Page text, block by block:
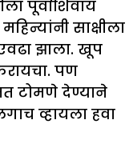
पूर्वाशिवाय
साक्षीला
झाला. खूप
पण
टोमणे देण्याने
व्हायला हवा